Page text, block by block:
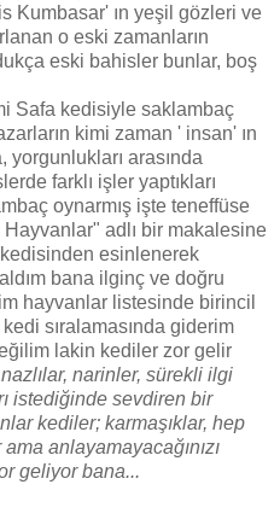
Kumbasar' ın yeşil gözleri ve
o eski zamanların
eski bahisler bunlar, boş
Safa kedisiyle saklambaç
kimi zaman ' insan' ın
arasında
farklı işler yaptıkları
oynarmış işte teneffüse
Hayvanlar" adlı bir makalesine
esinlenerek
bana ilginç ve doğru
hayvanlar listesinde birincil
sıralamasında giderim
lakin kediler zor gelir
narinler, sürekli ilgi
istediğinde sevdiren bir
kediler; karmaşıklar, hep
anlayamayacağınızı
geliyor bana...